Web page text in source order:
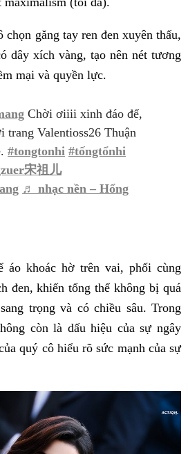
găng tay ren đen xuyên thấu,
dây xích vàng, tạo nên nét tương
mại và quyền lực.
Chời ơiiii xinh đáo để,
trang Valentioss26 Thuận
#tongtonhi #tốngtổnhi
宋祖儿
♬ nhạc nền – Hổng
áo khoác hờ trên vai, phối cùng
đen, khiến tổng thể không bị quá
trọng và có chiều sâu. Trong
còn là dấu hiệu của sự ngây
quý cô hiểu rõ sức mạnh của sự